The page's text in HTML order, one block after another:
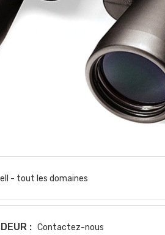
- tout les domaines
: Contactez-nous